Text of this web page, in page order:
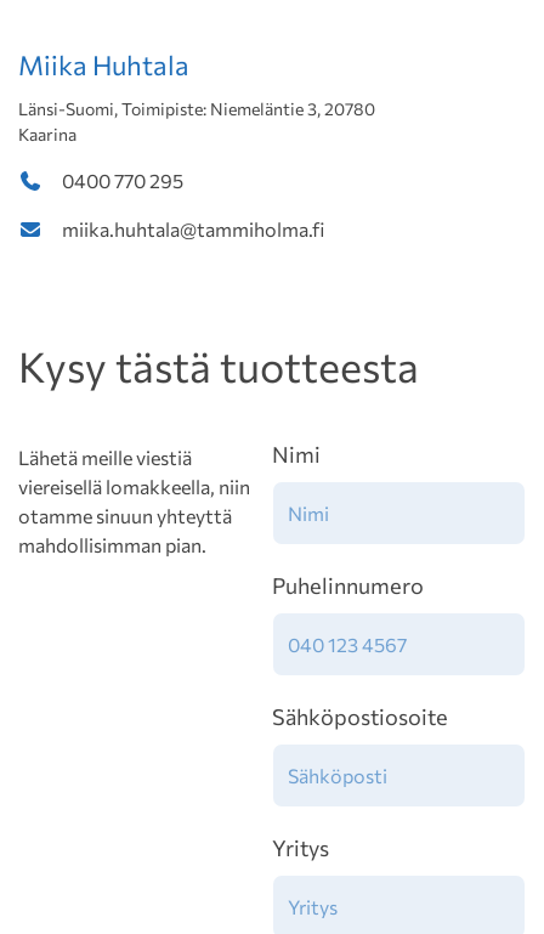
Miika Huhtala
Länsi-Suomi, Toimipiste: Niemeläntie 3, 20780
Kaarina
0400 770 295
miika.huhtala@tammiholma.fi
Kysy tästä tuotteesta
Lähetä meille viestiä
viereisellä lomakkeella, niin
otamme sinuun yhteyttä
mahdollisimman pian.
Nimi
Puhelinnumero
Sähköpostiosoite
Yritys